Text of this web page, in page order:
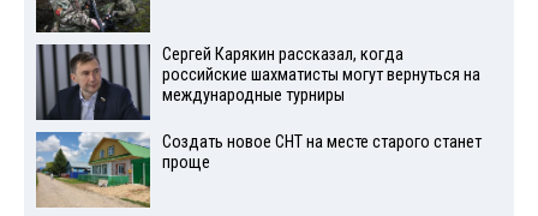
Сергей Карякин рассказал, когда
российские шахматисты могут вернуться на
международные турниры
Создать новое СНТ на месте старого станет
проще